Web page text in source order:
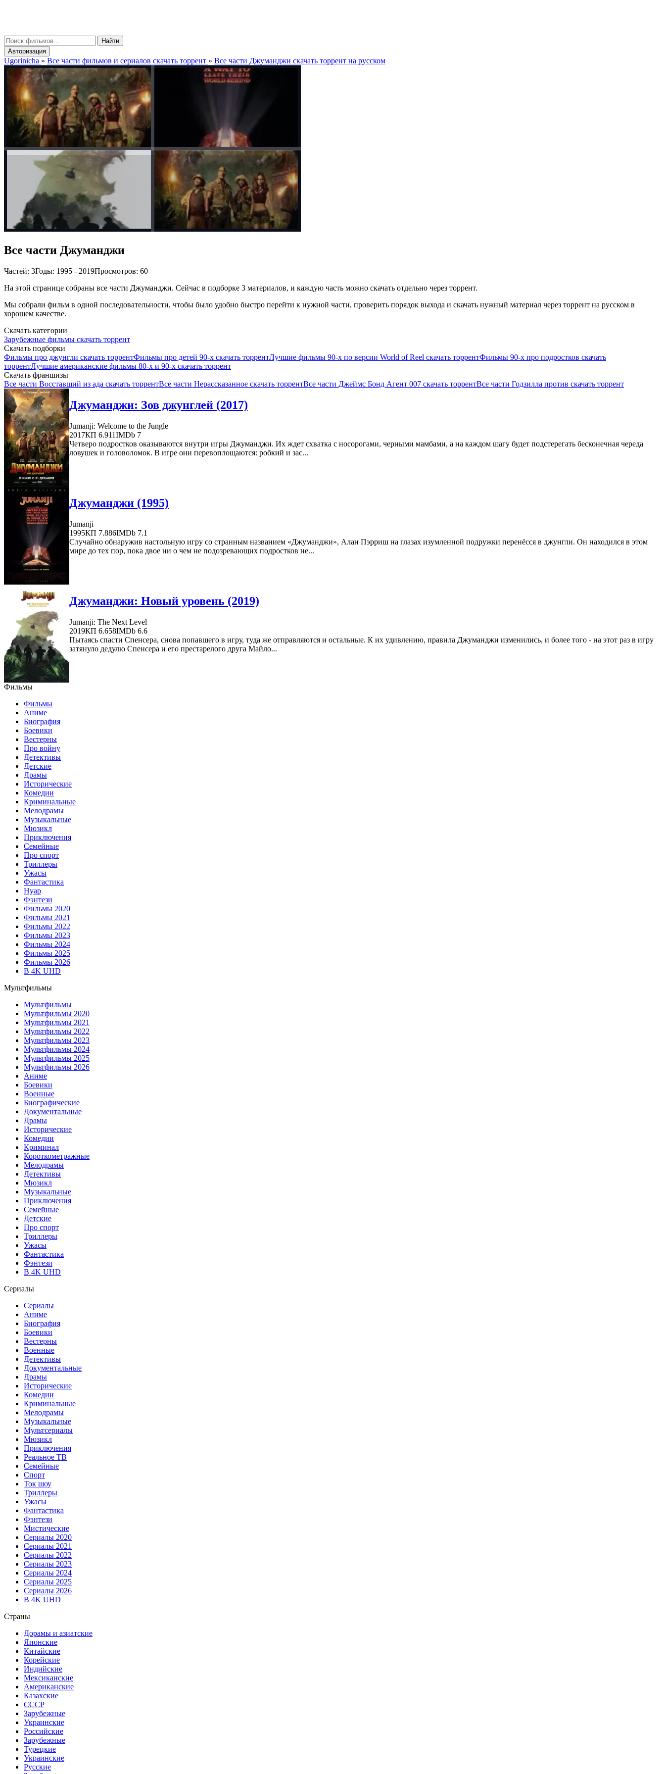
Найти
Авторизация
Ugorinicha » Все части фильмов и сериалов скачать торрент » Все части Джуманджи скачать торрент на русском
Все части Джуманджи
Частей: 3Годы: 1995 - 2019Просмотров: 60
На этой странице собраны все части Джуманджи. Сейчас в подборке 3 материалов, и каждую часть можно скачать отдельно через торрент.
Мы собрали фильм в одной последовательности, чтобы было удобно быстро перейти к нужной части, проверить порядок выхода и скачать нужный материал через торрент на русском в
хорошем качестве.
Скачать категории
Зарубежные фильмы скачать торрент
Скачать подборки
Фильмы про джунгли скачать торрентФильмы про детей 90-х скачать торрентЛучшие фильмы 90-х по версии World of Reel скачать торрентФильмы 90-х про подростков скачать
торрентЛучшие американские фильмы 80-х и 90-х скачать торрент
Скачать франшизы
Все части Восставший из ада скачать торрентВсе части Нерассказанное скачать торрентВсе части Джеймс Бонд Агент 007 скачать торрентВсе части Годзилла против скачать торрент
Джуманджи: Зов джунглей (2017)
Jumanji: Welcome to the Jungle
2017КП 6.911IMDb 7
Четверо подростков оказываются внутри игры Джуманджи. Их ждет схватка с носорогами, черными мамбами, а на каждом шагу будет подстерегать бесконечная череда
ловушек и головоломок. В игре они перевоплощаются: робкий и зас...
Джуманджи (1995)
Jumanji
1995КП 7.886IMDb 7.1
Случайно обнаружив настольную игру со странным названием «Джуманджи», Алан Пэрриш на глазах изумленной подружки перенёсся в джунгли. Он находился в этом
мире до тех пор, пока двое ни о чем не подозревающих подростков не...
Джуманджи: Новый уровень (2019)
Jumanji: The Next Level
2019КП 6.658IMDb 6.6
Пытаясь спасти Спенсера, снова попавшего в игру, туда же отправляются и остальные. К их удивлению, правила Джуманджи изменились, и более того - на этот раз в игру
затянуло дедулю Спенсера и его престарелого друга Майло...
Фильмы
Фильмы
Аниме
Биография
Боевики
Вестерны
Про войну
Детективы
Детские
Драмы
Исторические
Комедии
Криминальные
Мелодрамы
Музыкальные
Мюзикл
Приключения
Семейные
Про спорт
Триллеры
Ужасы
Фантастика
Нуар
Фэнтези
Фильмы 2020
Фильмы 2021
Фильмы 2022
Фильмы 2023
Фильмы 2024
Фильмы 2025
Фильмы 2026
В 4K UHD
Мультфильмы
Мультфильмы
Мультфильмы 2020
Мультфильмы 2021
Мультфильмы 2022
Мультфильмы 2023
Мультфильмы 2024
Мультфильмы 2025
Мультфильмы 2026
Аниме
Боевики
Военные
Биографические
Документальные
Драмы
Исторические
Комедии
Криминал
Короткометражные
Мелодрамы
Детективы
Мюзикл
Музыкальные
Приключения
Семейные
Детские
Про спорт
Триллеры
Ужасы
Фантастика
Фэнтези
В 4K UHD
Сериалы
Сериалы
Аниме
Биография
Боевики
Вестерны
Военные
Детективы
Документальные
Драмы
Исторические
Комедии
Криминальные
Мелодрамы
Музыкальные
Мультсериалы
Мюзикл
Приключения
Реальное ТВ
Семейные
Спорт
Ток шоу
Триллеры
Ужасы
Фантастика
Фэнтези
Мистические
Сериалы 2020
Сериалы 2021
Сериалы 2022
Сериалы 2023
Сериалы 2024
Сериалы 2025
Сериалы 2026
В 4K UHD
Страны
Дорамы и азиатские
Японские
Китайские
Корейские
Индийские
Мексиканские
Американские
Казахские
СССР
Зарубежные
Украинские
Российские
Зарубежные
Турецкие
Украинские
Русские